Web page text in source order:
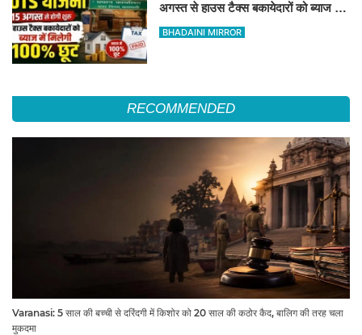
अगस्त से हाउस टैक्स बकायेदारों को ब्याज में
मिलेगी 100% छूट
BHADAINI MIRROR
RECOMMENDED
Varanasi: 5 साल की बच्ची से दरिंदगी में किशोर को 20 साल की कठोर कैद, बालिग की तरह चला
मुकदमा